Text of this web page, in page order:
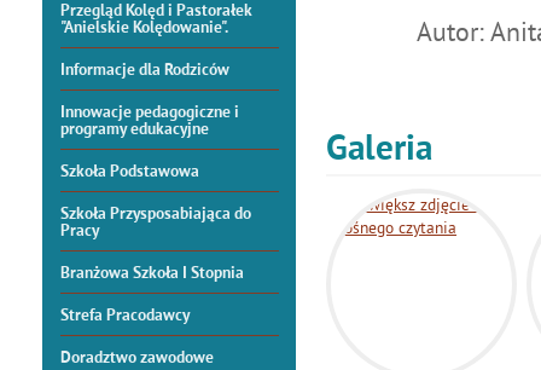
Przegląd Kolęd i Pastorałek
"Anielskie Kolędowanie".
Informacje dla Rodziców
Innowacje pedagogiczne i
programy edukacyjne
Szkoła Podstawowa
Szkoła Przysposabiająca do
Pracy
Branżowa Szkoła I Stopnia
Strefa Pracodawcy
Doradztwo zawodowe
Autor:
Galeria